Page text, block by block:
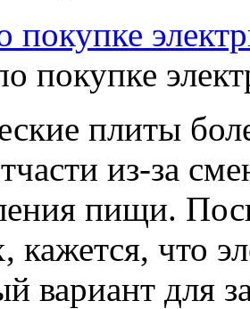
покупке
плиты
из-за
пищи.
кажется, что
вариант для